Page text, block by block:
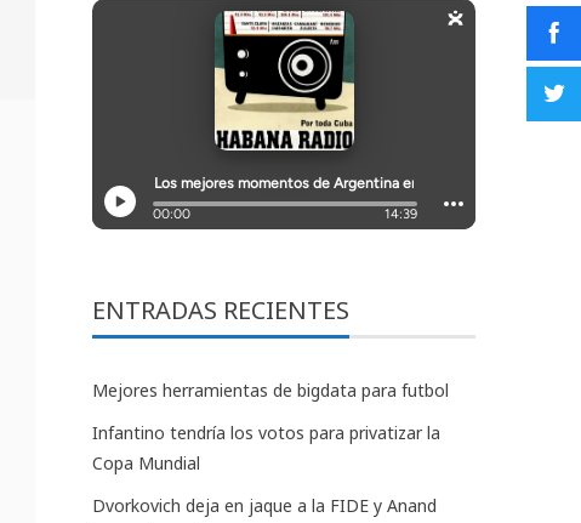
ENTRADAS RECIENTES
Mejores herramientas de bigdata para futbol
Infantino tendría los votos para privatizar la
Copa Mundial
Dvorkovich deja en jaque a la FIDE y Anand